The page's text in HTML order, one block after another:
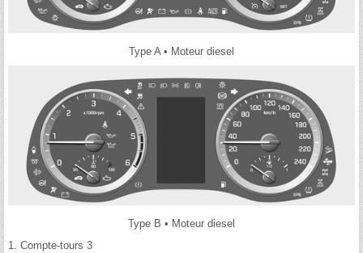
Type A • Moteur diesel
Type B • Moteur diesel
1. Compte-tours 3